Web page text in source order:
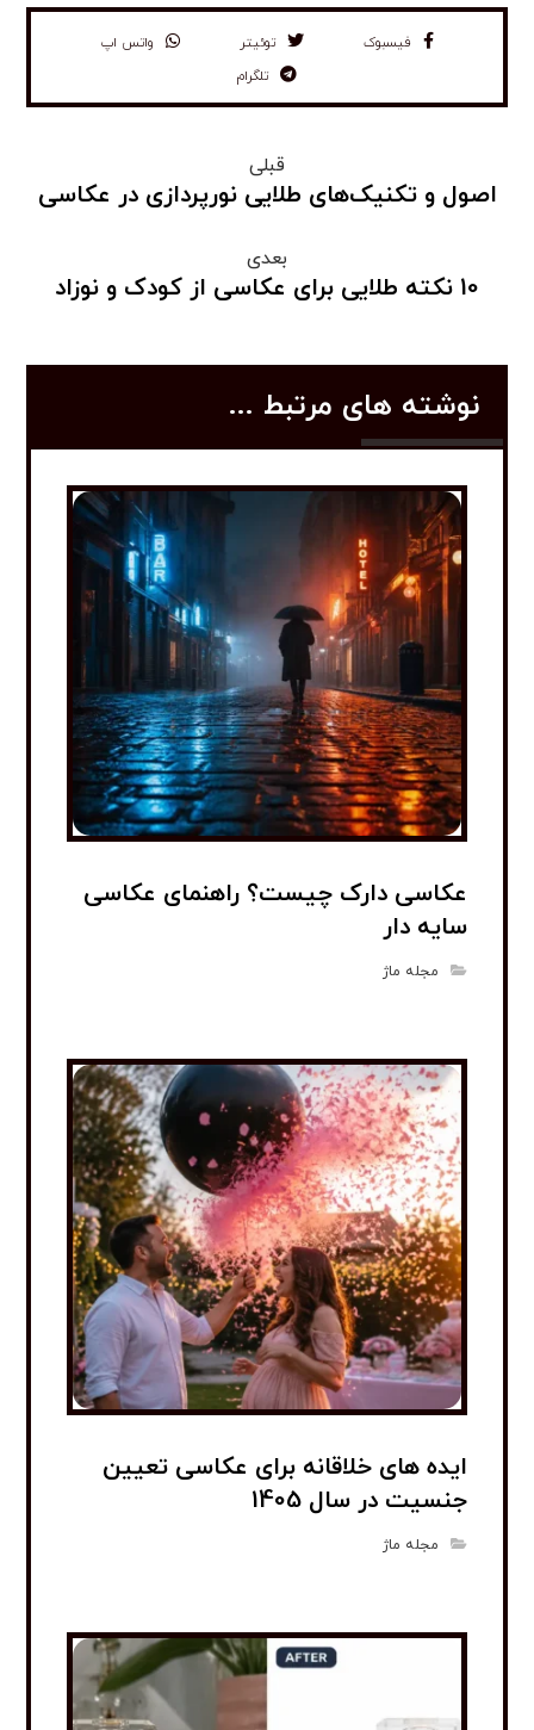
فیسبوک توئیتر
واتس اپ
تلگرام
قبلی
اصول و تکنیک‌های طلایی نورپردازی در عکاسی
بعدی
10 نکته طلایی برای عکاسی از کودک و نوزاد
نوشته های مرتبط ...
عکاسی دارک چیست؟ راهنمای عکاسی
سایه دار
مجله ماژ
ایده های خلاقانه برای عکاسی تعیین
جنسیت در سال 1405
مجله ماژ